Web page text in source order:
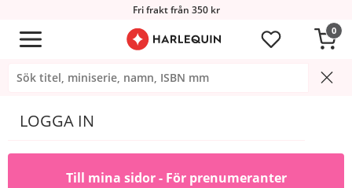
Fri frakt från 350 kr
0
LOGGA IN
Till mina sidor - För prenumeranter